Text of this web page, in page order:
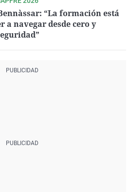
“La formación está
a navegar desde cero y